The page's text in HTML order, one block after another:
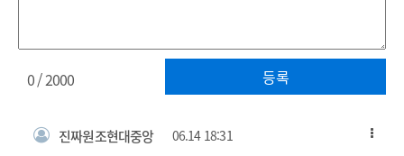
등록
0/ 2000
진짜원조현대중앙 06.14 18:31